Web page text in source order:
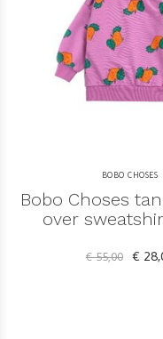
BOBO CHOSES
Bobo Choses
over
€ 55,00 €